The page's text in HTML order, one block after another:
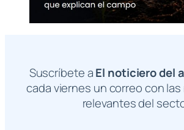
Suscríbete aEl noticiero del
cada viernes un correo con
relevantes del